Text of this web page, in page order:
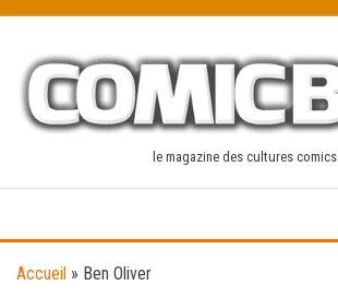
content
le magazine des cultures comics
Accueil » Ben Oliver